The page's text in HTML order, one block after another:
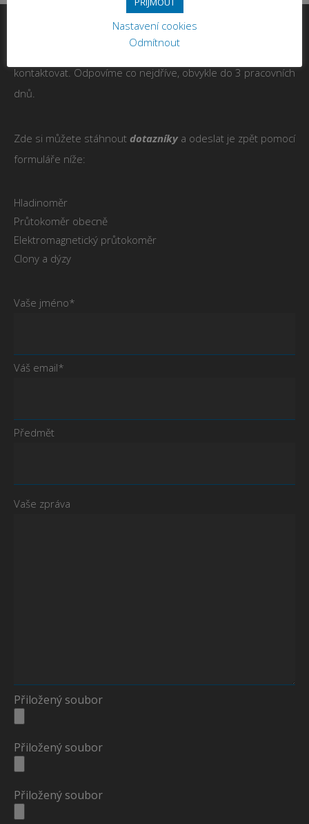
kontaktovat. Odpovíme co nejdříve, obvykle do 3 pracovních
dnů.
Zde si můžete stáhnout dotazníky a odeslat je zpět pomocí
formuláře níže:
Hladinoměr
Průtokoměr obecně
Elektromagnetický průtokoměr
Clony a dýzy
Vaše jméno*
Váš email*
Předmět
Vaše zpráva
Přiložený soubor
Přiložený soubor
Přiložený soubor
Nastavení cookies
Odmítnout